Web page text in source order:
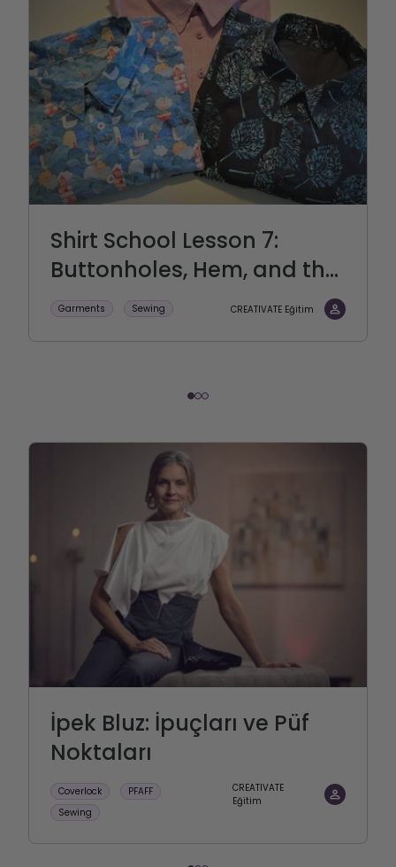
Shirt School Lesson 7:
Buttonholes, Hem, and th...
Garments Sewing CREATIVATE Eğitim
İpek Bluz: İpuçları ve Püf
Noktaları
Coverlock
PFAFF
Sewing
CREATIVATE
Eğitim